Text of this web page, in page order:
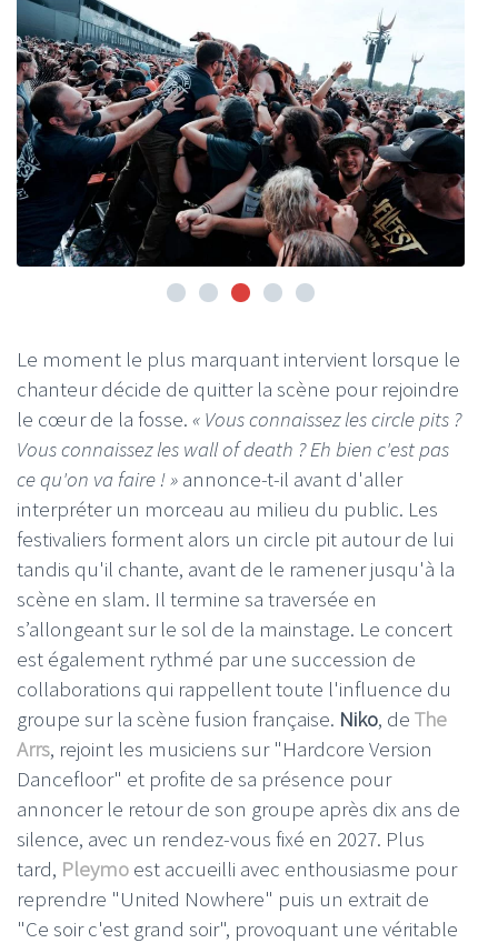
Le moment le plus marquant intervient lorsque le
chanteur décide de quitter la scène pour rejoindre
le cœur de la fosse. « Vous connaissez les circle pits ?
Vous connaissez les wall of death ? Eh bien c'est pas
ce qu'on va faire ! » annonce-t-il avant d'aller
interpréter un morceau au milieu du public. Les
festivaliers forment alors un circle pit autour de lui
tandis qu'il chante, avant de le ramener jusqu'à la
scène en slam. Il termine sa traversée en
s’allongeant sur le sol de la mainstage. Le concert
est également rythmé par une succession de
collaborations qui rappellent toute l'influence du
groupe sur la scène fusion française. Niko, de The
Arrs, rejoint les musiciens sur "Hardcore Version
Dancefloor" et profite de sa présence pour
annoncer le retour de son groupe après dix ans de
silence, avec un rendez-vous fixé en 2027. Plus
tard, Pleymo est accueilli avec enthousiasme pour
reprendre "United Nowhere" puis un extrait de
"Ce soir c'est grand soir", provoquant une véritable